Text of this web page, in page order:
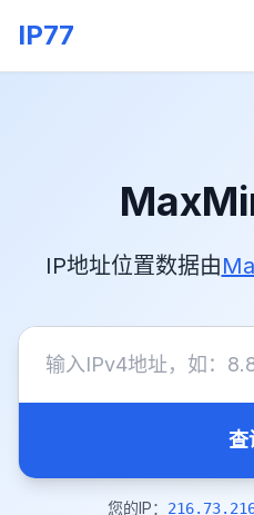
IP77
IP地址位置数据由
查
您的IP：